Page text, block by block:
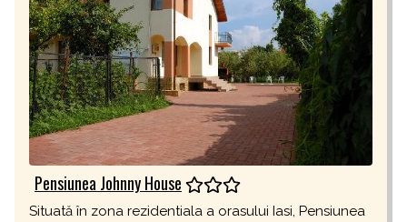
Pensiunea Johnny House
Situată în zona rezidentiala a orasului Iasi, Pensiunea